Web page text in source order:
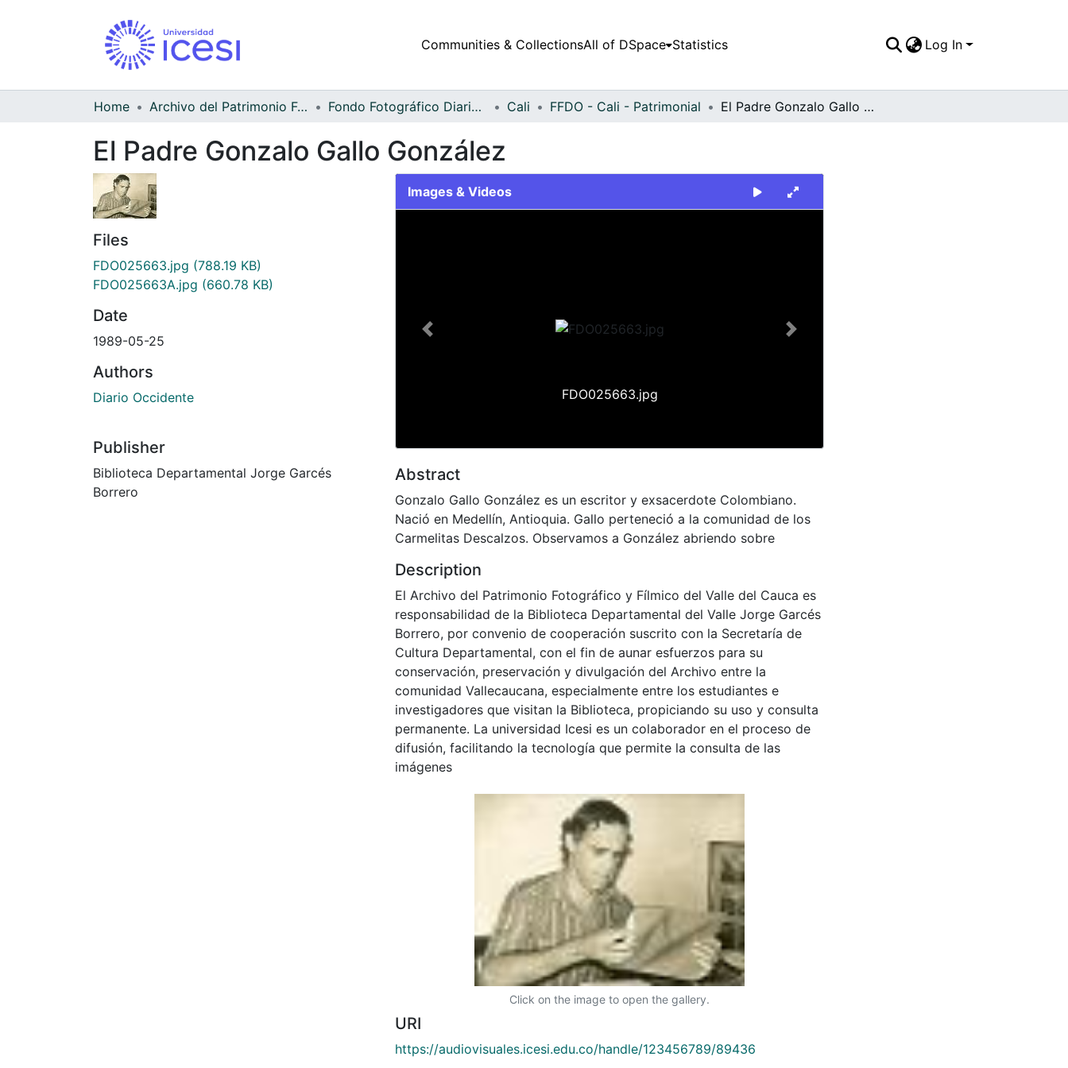
Communities & CollectionsAll of DSpace Statistics Log In
Home Archivo del Patrimonio Fotográfico y Fílmico del Valle del Cauca Fondo Fotográfico Diario Occidente Cali FFDO - Cali - Patrimonial El Padre Gonzalo Gallo González
El Padre Gonzalo Gallo González
Files
FDO025663.jpg (788.19 KB)
FDO025663A.jpg (660.78 KB)
Date
1989-05-25
Authors
Diario Occidente
Publisher
Biblioteca Departamental Jorge Garcés
Borrero
Images & Videos
FDO025663.jpg
Previous Next
Abstract
Gonzalo Gallo González es un escritor y exsacerdote Colombiano.
Nació en Medellín, Antioquia. Gallo perteneció a la comunidad de los
Carmelitas Descalzos. Observamos a González abriendo sobre
Description
El Archivo del Patrimonio Fotográfico y Fílmico del Valle del Cauca es
responsabilidad de la Biblioteca Departamental del Valle Jorge Garcés
Borrero, por convenio de cooperación suscrito con la Secretaría de
Cultura Departamental, con el fin de aunar esfuerzos para su
conservación, preservación y divulgación del Archivo entre la
comunidad Vallecaucana, especialmente entre los estudiantes e
investigadores que visitan la Biblioteca, propiciando su uso y consulta
permanente. La universidad Icesi es un colaborador en el proceso de
difusión, facilitando la tecnología que permite la consulta de las
imágenes
Click on the image to open the gallery.
URI
https://audiovisuales.icesi.edu.co/handle/123456789/89436